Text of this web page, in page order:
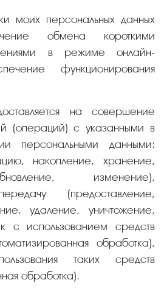
обмена короткими
в режиме онлайн-
функционирования
(операций) с указанными в
персональными данными:
накопление, хранение,
изменение),
(предоставление,
удаление, уничтожение,
с использованием средств
обработка),
таких средств
обработка).